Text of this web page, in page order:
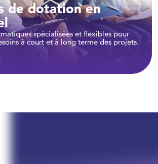
de dotation en
spécialisées et flexibles pour
à court et à long terme des projets.